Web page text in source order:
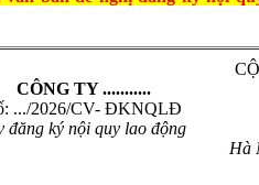
CÔNG TY ...........
.../2026/CV- ĐKNQLĐ
đăng ký nội quy lao động
Hà